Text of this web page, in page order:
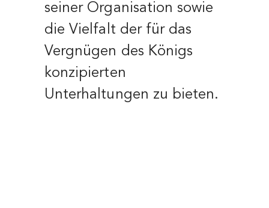
seiner Organisation sowie
die Vielfalt der für das
Vergnügen des Königs
konzipierten
Unterhaltungen zu bieten.